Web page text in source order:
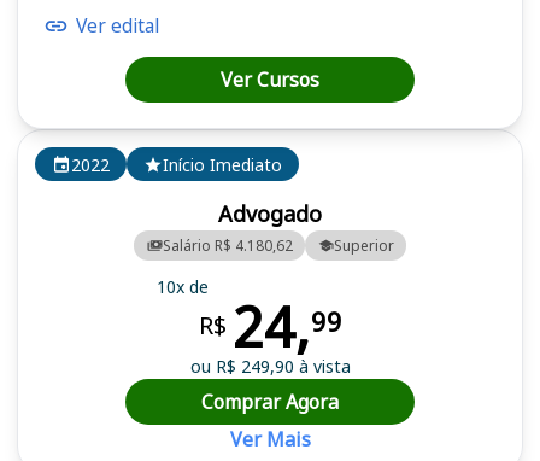
2022 Início Imediato
Advogado
Salário R$ 4.180,62 Superior
10x de
R$ 24,99
ou R$ 249,90 à vista
Comprar Agora
Ver Mais
Ver edital
Ver Cursos